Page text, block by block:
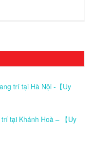
trí tại Hà Nội -【Uy
tại Khánh Hoà – 【Uy